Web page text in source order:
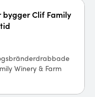
Clif Family
Winery & Farm